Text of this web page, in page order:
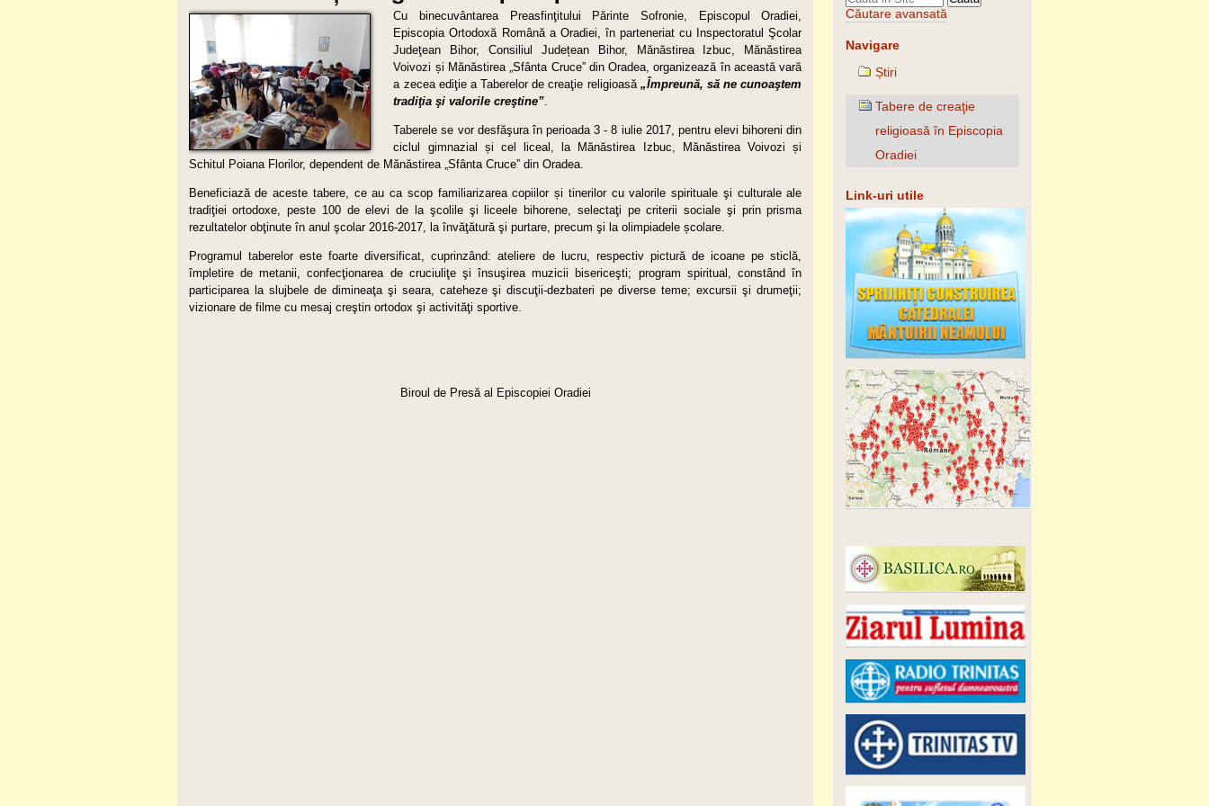
Cu binecuvântarea Preasfinţitului Părinte Sofronie, Episcopul Oradiei,
Episcopia Ortodoxă Română a Oradiei, în parteneriat cu Inspectoratul Şcolar
Judeţean Bihor, Consiliul Județean Bihor, Mănăstirea Izbuc, Mănăstirea
Voivozi și Mănăstirea „Sfânta Cruce” din Oradea, organizează în această vară
a zecea ediţie a Taberelor de creaţie religioasă „Împreună, să ne cunoaştem
tradiţia şi valorile creştine”.
Taberele se vor desfăşura în perioada 3 - 8 iulie 2017, pentru elevi bihoreni din
ciclul gimnazial și cel liceal, la Mănăstirea Izbuc, Mănăstirea Voivozi și
Schitul Poiana Florilor, dependent de Mănăstirea „Sfânta Cruce” din Oradea.
Beneficiază de aceste tabere, ce au ca scop familiarizarea copiilor și tinerilor cu valorile spirituale şi culturale ale
tradiţiei ortodoxe, peste 100 de elevi de la şcolile şi liceele bihorene, selectaţi pe criterii sociale şi prin prisma
rezultatelor obţinute în anul şcolar 2016-2017, la învăţătură şi purtare, precum şi la olimpiadele școlare.
Programul taberelor este foarte diversificat, cuprinzând: ateliere de lucru, respectiv pictură de icoane pe sticlă,
împletire de metanii, confecţionarea de cruciuliţe şi însuşirea muzicii bisericeşti; program spiritual, constând în
participarea la slujbele de dimineaţa şi seara, cateheze şi discuţii-dezbateri pe diverse teme; excursii şi drumeţii;
vizionare de filme cu mesaj creştin ortodox şi activităţi sportive.
Biroul de Presă al Episcopiei Oradiei
Căutare avansată
Navigare
Știri
Tabere de creaţie
religioasă în Episcopia
Oradiei
Link-uri utile